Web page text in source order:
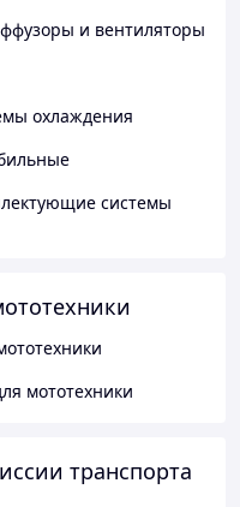
и вентиляторы
охлаждения
системы
мототехники
транспорта